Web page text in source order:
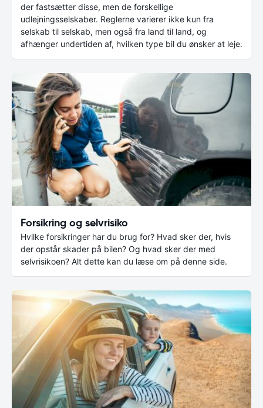
der fastsætter disse, men de forskellige
udlejningsselskaber. Reglerne varierer ikke kun fra
selskab til selskab, men også fra land til land, og
afhænger undertiden af, hvilken type bil du ønsker at leje.
Forsikring og selvrisiko
Hvilke forsikringer har du brug for? Hvad sker der, hvis
der opstår skader på bilen? Og hvad sker der med
selvrisikoen? Alt dette kan du læse om på denne side.